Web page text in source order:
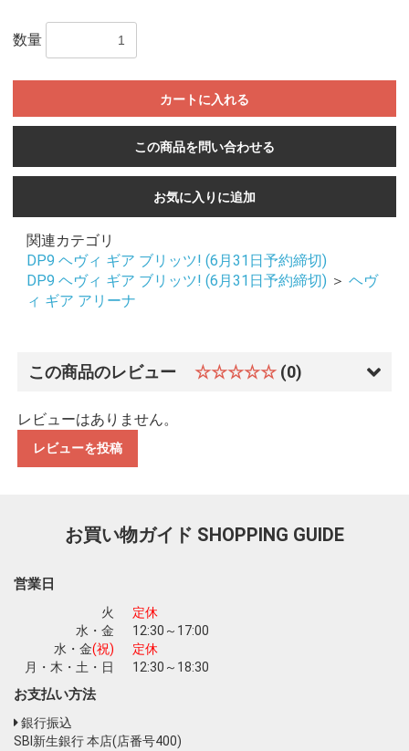
数量
カートに入れる
この商品を問い合わせる
お買い物を続ける
お気に入りに追加
関連カテゴリ
DP9 ヘヴィ ギア ブリッツ! (6月31日予約締切)
DP9 ヘヴィ ギア ブリッツ! (6月31日予約締切) ＞ ヘヴ
ィ ギア アリーナ
この商品のレビュー ☆☆☆☆☆ (0)
レビューはありません。
レビューを投稿
お買い物ガイド SHOPPING GUIDE
営業日
火
定休
水・金
12:30～17:00
水・金(祝)
定休
月・木・土・日
12:30～18:30
お支払い方法
銀行振込
SBI新生銀行 本店(店番号400)